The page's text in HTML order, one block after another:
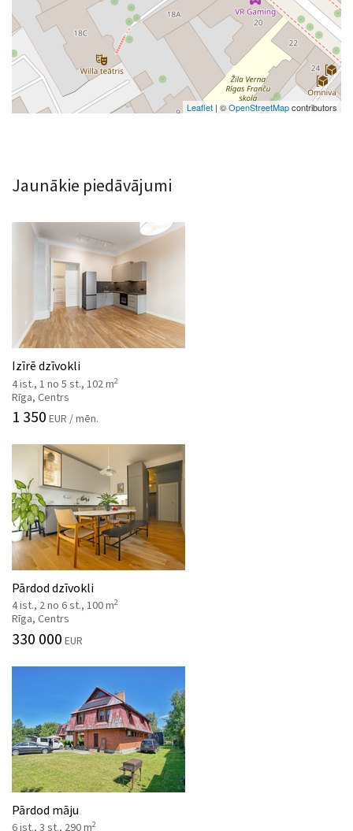
Leaflet | ©OpenStreetMapcontributors
Jaunākie piedāvājumi
Izīrē dzīvokli
4 ist., 1 no 5 st., 102 m2
Rīga, Centrs
1 350 EUR / mēn.
Pārdod dzīvokli
4 ist., 2 no 6 st., 100 m2
Rīga, Centrs
330 000 EUR
Pārdod māju
6 ist., 3 st., 290 m2